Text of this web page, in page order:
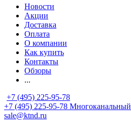
Новости
Акции
Доставка
Оплата
О компании
Как купить
Контакты
Обзоры
...
+7 (495) 225-95-78
+7 (495) 225-95-78 Многоканальный
sale@ktnd.ru